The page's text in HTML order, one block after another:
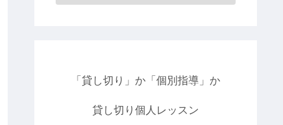
「貸し切り」か「個別指導」か
貸し切り個人レッスン